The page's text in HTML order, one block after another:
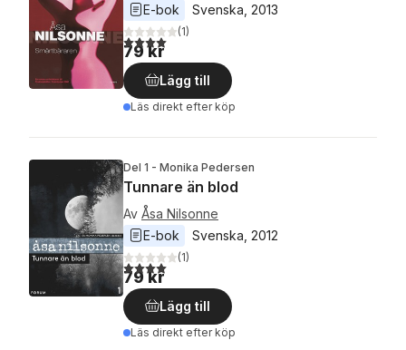
E-bok
Svenska 2013
4,0utav 5 stjärnor. Totalt antal röster:
(1)
79 kr
Lägg till
Läs direkt efter köp
Del 1 - Monika Pedersen
Tunnare än blod
Av Åsa Nilsonne
E-bok
Svenska 2012
4,0utav 5 stjärnor. Totalt antal röster:
(1)
79 kr
Lägg till
Läs direkt efter köp